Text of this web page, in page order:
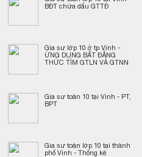
BĐT chứa dấu GTTĐ
Gia sư lớp 10 ở tp Vinh -
ỨNG DỤNG BẤT ĐẲNG
THỨC TÌM GTLN VÀ GTNN
Gia sư toán 10 tại Vinh - PT,
BPT
Gia sư toán lớp 10 tại thành
phố Vinh - Thống kê